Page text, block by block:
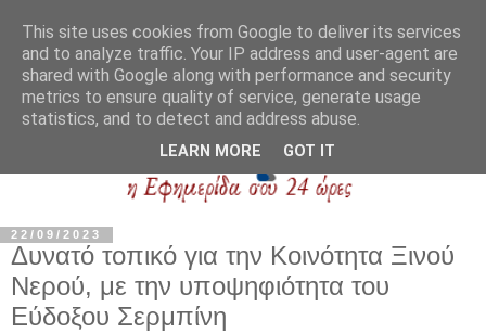
22/09/2023
Δυνατό τοπικό για την Κοινότητα Ξινού
Νερού, με την υποψηφιότητα του
Εύδοξου Σερμπίνη
This site uses cookies from Google to deliver its services
and to analyze traffic. Your IP address and user-agent are
shared with Google along with performance and security
metrics to ensure quality of service, generate usage
statistics, and to detect and address abuse.
LEARN MORE GOT IT